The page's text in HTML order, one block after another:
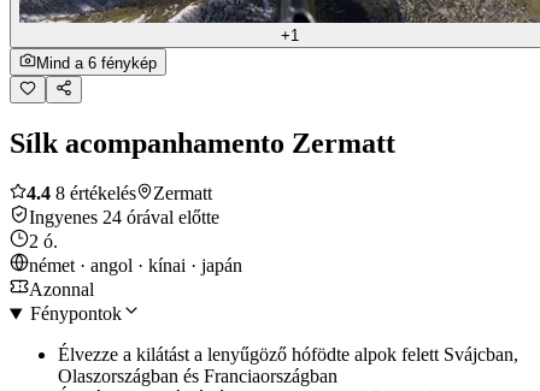
+1
Mind a 6 fénykép
Sílk acompanhamento Zermatt
4.4 8 értékelés
Zermatt
Ingyenes 24 órával előtte
2 ó.
német · angol · kínai · japán
Azonnal
Fénypontok
Élvezze a kilátást a lenyűgöző hófödte alpok felett Svájcban,
Olaszországban és Franciaországban